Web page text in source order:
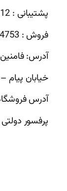
پشتیبانی : 09364041012
فروش : 09125664753
آدرس: فامنین،
خیابان پیام
آدرس
پرفسور